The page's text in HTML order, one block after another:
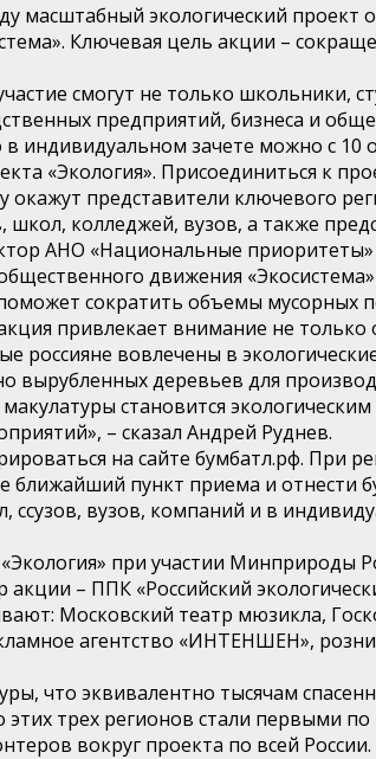
масштабный экологический
Ключевая цель акции –
смогут не только школьники,
предприятий, бизнеса и
индивидуальном зачете можно с 10
«Экология». Присоединиться к
представители ключевого
школ, колледжей, вузов, а также
АНО «Национальные
движения
сократить объемы
привлекает внимание не
вовлечены в
деревьев для
становится
– сказал Андрей Руднев.
на сайте бумбатл.рф. При
ближайший пункт приема и отнести
вузов, компаний и в
при участии Минприроды
– ППК «Российский
Московский театр мюзикла,
агентство «ИНТЕНШЕН»,
что эквивалентно тысячам
трех регионов стали первыми
вокруг проекта по всей России.